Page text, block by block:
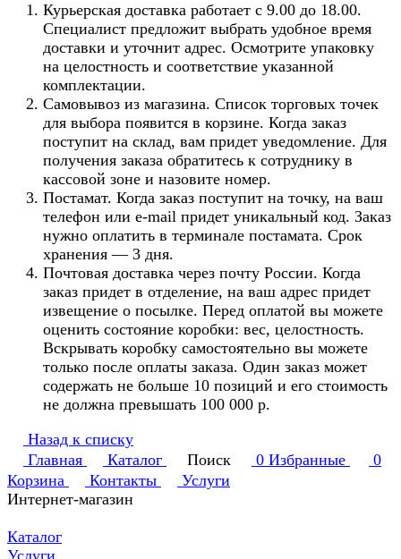
Курьерская доставка работает с 9.00 до 18.00.
Специалист предложит выбрать удобное время
доставки и уточнит адрес. Осмотрите упаковку
на целостность и соответствие указанной
комплектации.
Самовывоз из магазина. Список торговых точек
для выбора появится в корзине. Когда заказ
поступит на склад, вам придет уведомление. Для
получения заказа обратитесь к сотруднику в
кассовой зоне и назовите номер.
Постамат. Когда заказ поступит на точку, на ваш
телефон или e-mail придет уникальный код. Заказ
нужно оплатить в терминале постамата. Срок
хранения — 3 дня.
Почтовая доставка через почту России. Когда
заказ придет в отделение, на ваш адрес придет
извещение о посылке. Перед оплатой вы можете
оценить состояние коробки: вес, целостность.
Вскрывать коробку самостоятельно вы можете
только после оплаты заказа. Один заказ может
содержать не больше 10 позиций и его стоимость
не должна превышать 100 000 р.
Назад к списку
Главная
Каталог Поиск 0 Избранные
0
Корзина
Контакты
Услуги
Интернет-магазин
Каталог